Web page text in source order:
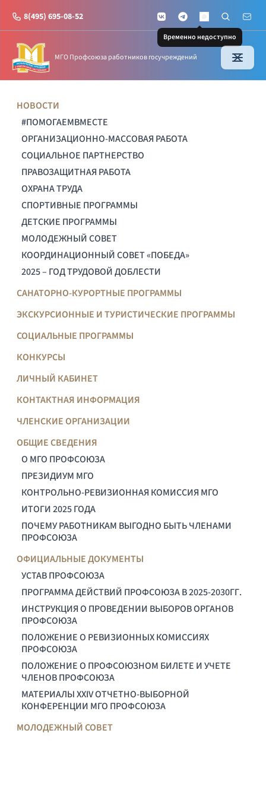
8(495) 695-08-52 VKontakteTelegramMAX
Временно недоступно
Поиск по
Почта
МГО Профсоюза работников госучреждений
НОВОСТИ
#ПОМОГАЕМВМЕСТЕ
ОРГАНИЗАЦИОННО-МАССОВАЯ РАБОТА
СОЦИАЛЬНОЕ ПАРТНЕРСТВО
ПРАВОЗАЩИТНАЯ РАБОТА
ОХРАНА ТРУДА
СПОРТИВНЫЕ ПРОГРАММЫ
ДЕТСКИЕ ПРОГРАММЫ
МОЛОДЕЖНЫЙ СОВЕТ
КООРДИНАЦИОННЫЙ СОВЕТ «ПОБЕДА»
2025 – ГОД ТРУДОВОЙ ДОБЛЕСТИ
САНАТОРНО-КУРОРТНЫЕ ПРОГРАММЫ
ЭКСКУРСИОННЫЕ И ТУРИСТИЧЕСКИЕ ПРОГРАММЫ
СОЦИАЛЬНЫЕ ПРОГРАММЫ
КОНКУРСЫ
ЛИЧНЫЙ КАБИНЕТ
КОНТАКТНАЯ ИНФОРМАЦИЯ
ЧЛЕНСКИЕ ОРГАНИЗАЦИИ
ОБЩИЕ СВЕДЕНИЯ
О МГО ПРОФСОЮЗА
ПРЕЗИДИУМ МГО
КОНТРОЛЬНО-РЕВИЗИОННАЯ КОМИССИЯ МГО
ИТОГИ 2025 ГОДА
ПОЧЕМУ РАБОТНИКАМ ВЫГОДНО БЫТЬ ЧЛЕНАМИ
ПРОФСОЮЗА
ОФИЦИАЛЬНЫЕ ДОКУМЕНТЫ
УСТАВ ПРОФСОЮЗА
ПРОГРАММА ДЕЙСТВИЙ ПРОФСОЮЗА В 2025-2030ГГ.
ИНСТРУКЦИЯ О ПРОВЕДЕНИИ ВЫБОРОВ ОРГАНОВ
ПРОФСОЮЗА
ПОЛОЖЕНИЕ О РЕВИЗИОННЫХ КОМИССИЯХ
ПРОФСОЮЗА
ПОЛОЖЕНИЕ О ПРОФСОЮЗНОМ БИЛЕТЕ И УЧЕТЕ
ЧЛЕНОВ ПРОФСОЮЗА
МАТЕРИАЛЫ XXIV ОТЧЕТНО-ВЫБОРНОЙ
КОНФЕРЕНЦИИ МГО ПРОФСОЮЗА
МОЛОДЕЖНЫЙ СОВЕТ